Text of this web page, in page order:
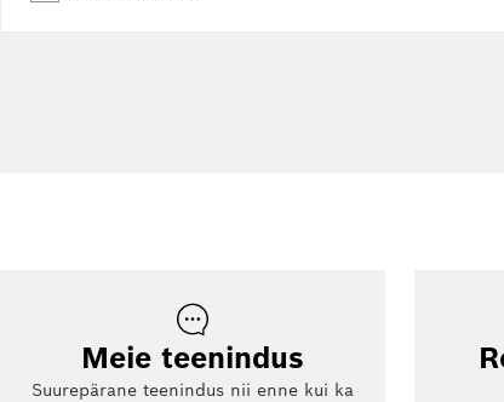
Meie teenindus
Suurepärane teenindus nii enne kui ka